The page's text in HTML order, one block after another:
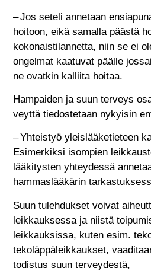
– Jos seteli annetaan
hoitoon, eikä samalla päästä
kokonaistilannetta, niin se ei
ongelmat kaatuvat päälle
ne ovatkin kalliita hoitaa.
Hampaiden ja suun terveys
veyttä tiedostetaan nykyisin
– Yhteistyö yleislääketieteen
Esimerkiksi isompien
lääkitysten yhteydessä
hammaslääkärin
Suun tulehdukset voivat
leikkauksessa ja niistä
leikkauksissa, kuten esim.
tekoläppäleikkaukset,
todistus suun terveydestä,